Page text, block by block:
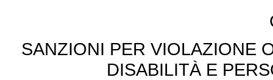
SANZIONI PER VIOLAZIONE
DISABILITÀ E